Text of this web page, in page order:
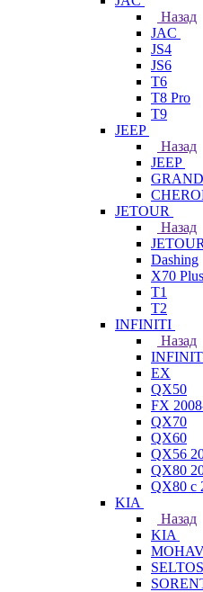
Назад
JAC
JS4
JS6
T6
T8 Pro
T9
JEEP
Назад
JEEP
JETOUR
Назад
JETOUR
Dashing
X70 Plus
T1
T2
INFINITI
Назад
EX
QX50
FX
QX70
QX60
QX56
QX80
QX80 c
KIA
Назад
KIA
SELTOS